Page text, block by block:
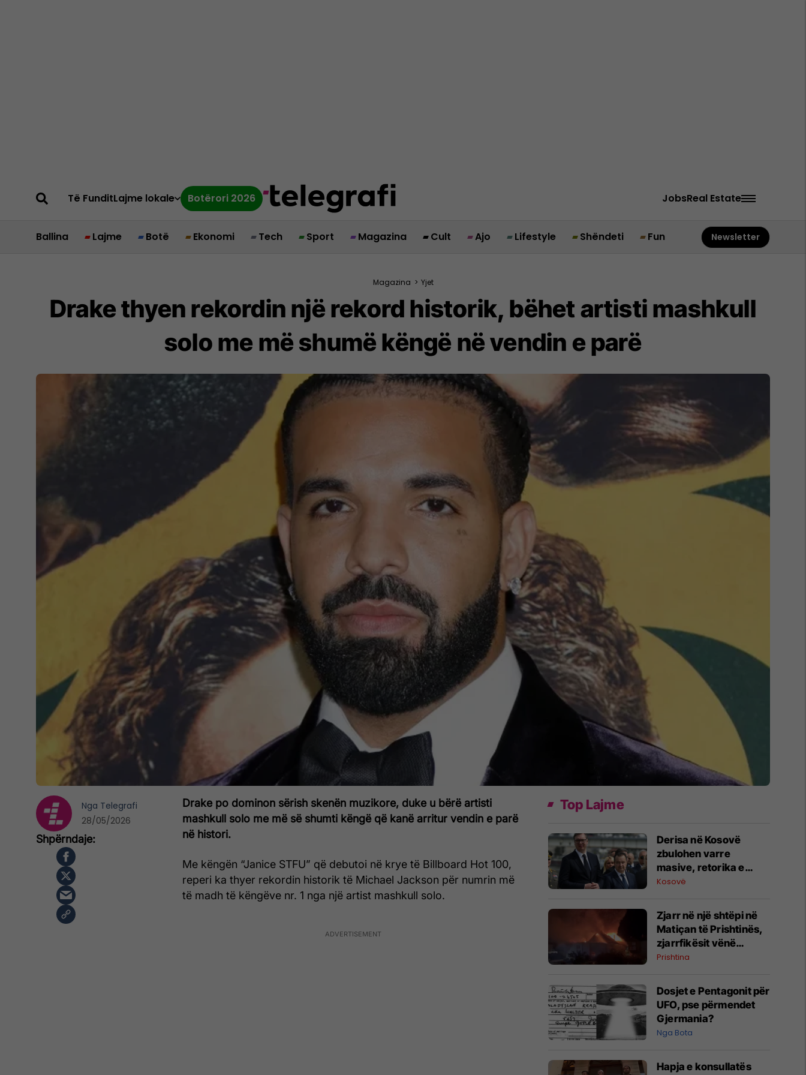
Të FunditLajme lokale Botërori 2026 JobsReal Estate
Ballina Lajme Botë Ekonomi Tech Sport Magazina Cult Ajo Lifestyle Shëndeti Fun Newsletter
Magazina > Yjet
Drake thyen rekordin një rekord historik, bëhet artisti mashkull
solo me më shumë këngë në vendin e parë
Drake po dominon sërish skenën muzikore, duke u bërë artisti
mashkull solo me më së shumti këngë që kanë arritur vendin e parë
në histori.
Me këngën “Janice STFU” që debutoi në krye të Billboard Hot 100,
reperi ka thyer rekordin historik të Michael Jackson për numrin më
të madh të këngëve nr. 1 nga një artist mashkull solo.
Nga Telegrafi
28/05/2026
Top Lajme
Derisa në Kosovë
zbulohen varre
masive, retorika e
zyrtarëve serbë
viteve ’90
Kosovë
Zjarr në një shtëpi në
Matiçan të Prishtinës,
zjarrfikësit vënë
situatën nën kontroll
Prishtina
Dosjet e Pentagonit për
UFO, pse përmendet
Gjermania?
Nga Bota
Hapja e konsullatës